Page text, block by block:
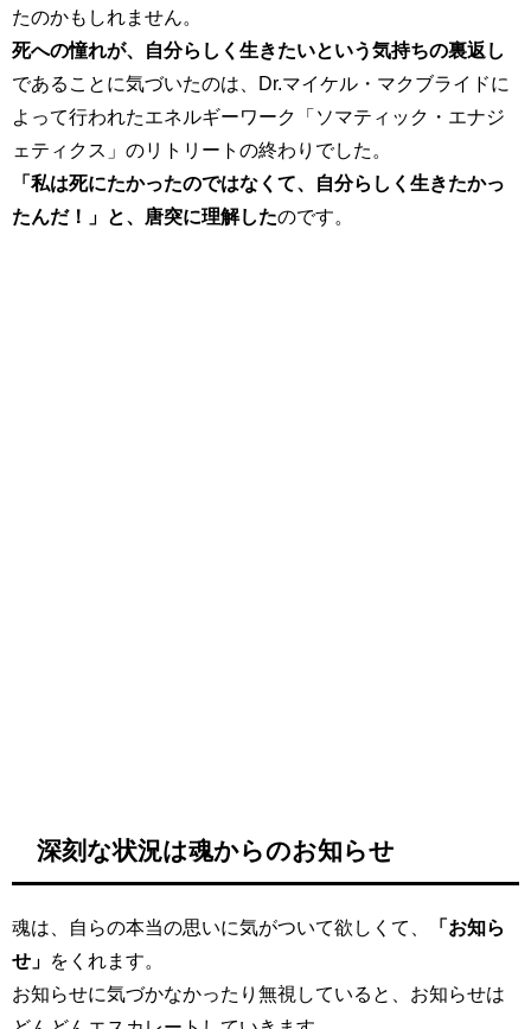
たのかもしれません。
死への憧れが、自分らしく生きたいという気持ちの裏返し
であることに気づいたのは、Dr.マイケル・マクブライドに
よって行われたエネルギーワーク「ソマティック・エナジ
ェティクス」のリトリートの終わりでした。
「私は死にたかったのではなくて、自分らしく生きたかっ
たんだ！」
と、唐突に理解したのです。
深刻な状況は魂からのお知らせ
魂は、自らの本当の思いに気がついて欲しくて、
「お知ら
せ」
をくれます。
お知らせに気づかなかったり無視していると、お知らせは